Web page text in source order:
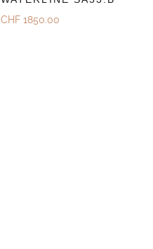
CHF1850.00